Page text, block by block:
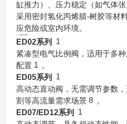
缸推力）、压力稳定（如气体张
采用密封氢化丙烯腈-树胶等材
应危险或室内环境。
二、主要产品系列
ED02系列
1
紧凑型电气比例阀，适用于多
配置 1 。
ED05系列
1
高动态直动阀，无需调节参数
割等高流量需求场景 8 。
ED07/ED12系列
1